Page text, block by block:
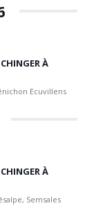
À
Ecuvillens
À
Semsales